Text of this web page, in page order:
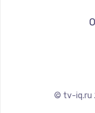
© tv-iq.ru